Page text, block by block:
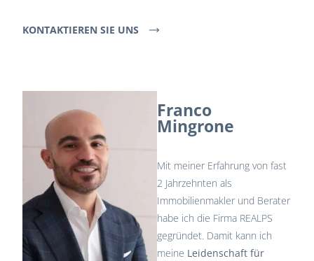
KONTAKTIEREN SIE UNS
Franco
Mingrone
Mit meiner Erfahrung von fast
2 Jahrzehnten als
Immobilienmakler und Berater
habe ich die Firma REALPS
gegründet. Damit kann ich
meine Leidenschaft für